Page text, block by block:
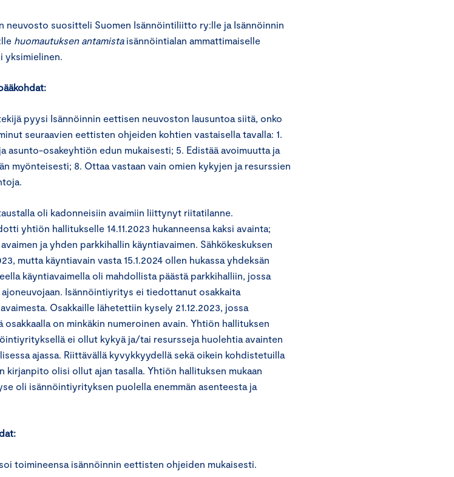
neuvosto suositteli Suomen Isännöintiliitto ry:lle ja Isännöinnin
huomautuksen antamistaisännöintialan ammattimaiselle
yksimielinen.
pyysi Isännöinnin eettisen neuvoston lausuntoa siitä, onko
seuraavien eettisten ohjeiden kohtien vastaisella tavalla: 1.
asunto-osakeyhtiön edun mukaisesti; 5. Edistää avoimuutta ja
myönteisesti; 8. Ottaa vastaan vain omien kykyjen ja resurssien
oli kadonneisiin avaimiin liittynyt riitatilanne.
yhtiön hallitukselle 14.11.2023 hukanneensa kaksi avainta;
ja yhden parkkihallin käyntiavaimen. Sähkökeskuksen
mutta käyntiavain vasta 15.1.2024 ollen hukassa yhdeksän
käyntiavaimella oli mahdollista päästä parkkihalliin, jossa
Isännöintiyritys ei tiedottanut osakkaita
Osakkaille lähetettiin kysely 21.12.2023, jossa
on minkäkin numeroinen avain. Yhtiön hallituksen
ei ollut kykyä ja/tai resursseja huolehtia avainten
ajassa. Riittävällä kyvykkyydellä sekä oikein kohdistetuilla
kirjanpito olisi ollut ajan tasalla. Yhtiön hallituksen mukaan
oli isännöintiyrityksen puolella enemmän asenteesta ja
toimineensa isännöinnin eettisten ohjeiden mukaisesti.